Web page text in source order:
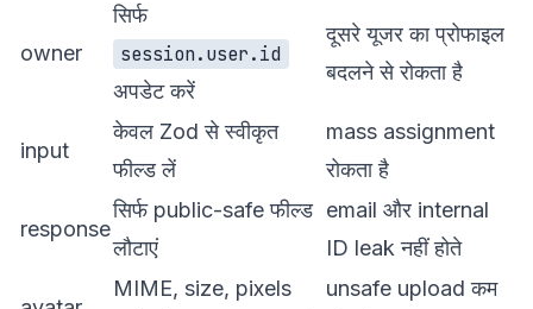
owner
सिर्फ
session.user.id
अपडेट करें
दूसरे यूजर का प्रोफाइल
बदलने से रोकता है
input
केवल Zod से स्वीकृत
फील्ड लें
mass assignment
रोकता है
response
सिर्फ public-safe फील्ड
लौटाएं
email और internal
ID leak नहीं होते
MIME, size, pixels
unsafe upload कम